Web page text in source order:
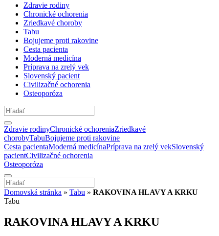
Zdravie rodiny
Chronické ochorenia
Zriedkavé choroby
Tabu
Bojujeme proti rakovine
Cesta pacienta
Moderná medicína
Príprava na zrelý vek
Slovenský pacient
Civilizačné ochorenia
Osteoporóza
Zdravie rodinyChronické ochoreniaZriedkavé
chorobyTabuBojujeme proti rakovine
Cesta pacientaModerná medicínaPríprava na zrelý vekSlovenský
pacientCivilizačné ochorenia
Osteoporóza
Domovská stránka » Tabu » RAKOVINA HLAVY A KRKU
Tabu
RAKOVINA HLAVY A KRKU